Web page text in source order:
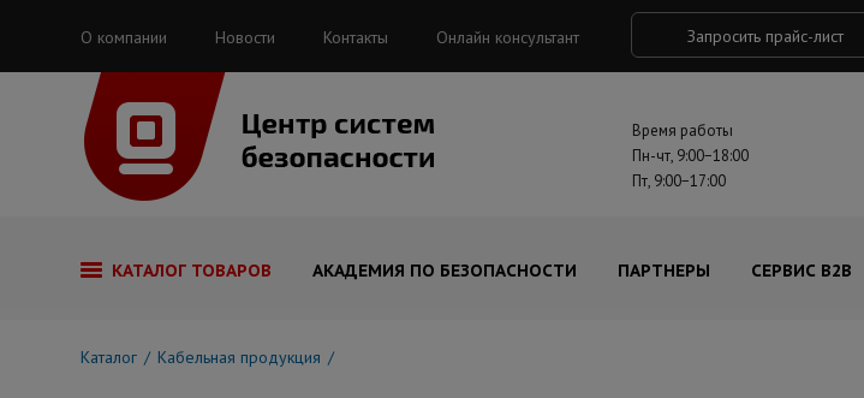
О компании Новости Контакты Онлайн консультант Запросить прайс-лист
Время работы
Пн-чт, 9:00−18:00
Пт, 9:00−17:00
КАТАЛОГ ТОВАРОВ АКАДЕМИЯ ПО БЕЗОПАСНОСТИ ПАРТНЕРЫ СЕРВИС B2B
Каталог Кабельная продукция